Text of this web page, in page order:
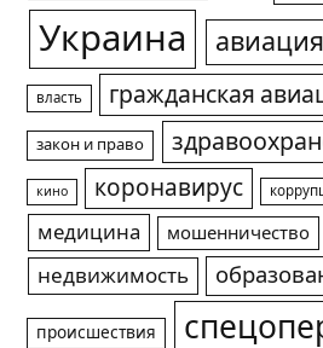
Украина авиация
власть гражданская
закон и право
кино коронавирус
медицина
мошенничество
недвижимость
происшествия